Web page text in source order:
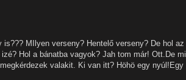
MIlyen verseny? Hentelő verseny? De hol az
Hol a bánatba vagyok? Jah tom már! Ott.De mi
valakit. Ki van itt? Höhö egy nyúl!Egy